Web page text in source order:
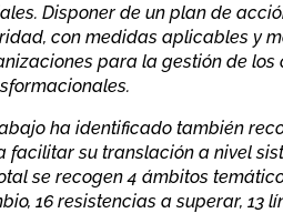
Disponer de un plan de
con medidas aplicables y
para la gestión de los
ha identificado también
facilitar su translación a nivel
se recogen 4 ámbitos
16 resistencias a superar, 13